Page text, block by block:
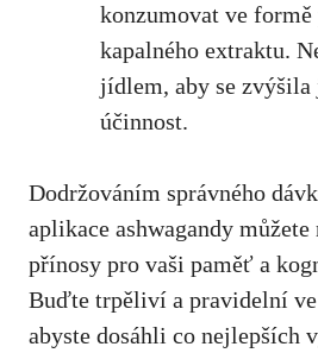
konzumovat ve formě
kapalného extraktu.
jídlem, aby se zvýšila
účinnost.
Dodržováním správného
aplikace ashwagandy
přínosy pro vaši paměť a
Buďte trpěliví a pravidelní
abyste dosáhli co nejlepších